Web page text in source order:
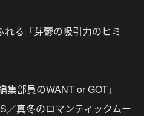
る「芽鬱の吸引力のヒミ
部員のWANT or GOT」
／真冬のロマンティックムー